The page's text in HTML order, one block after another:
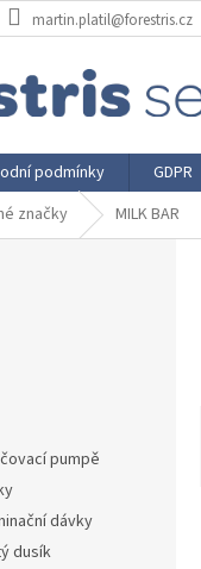
martin.platil@forestris.cz
podmínky GDPR
značky MILK BAR
pumpě
dávky
dusík